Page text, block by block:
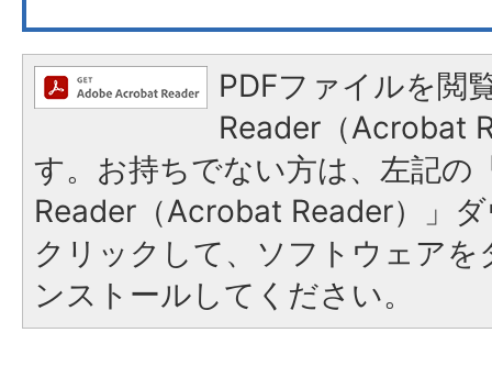
PDFファイルを閲
Reader（Acrobat
す。お持ちでない方は、左記の
Reader（Acrobat Reader）」
クリックして、ソフトウェア
ンストールしてください。